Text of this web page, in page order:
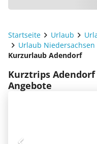
Startseite Urlaub
Urlaub Niedersachsen
Kurzurlaub Adendorf
Kurztrips
Angebote